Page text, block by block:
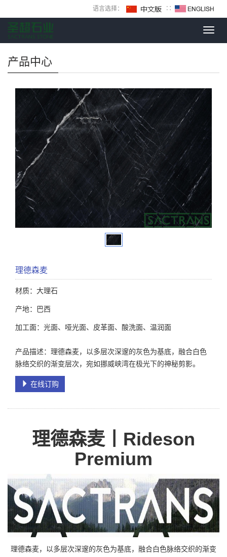
语言选择： ∷
产品中心
理德森麦
材质：大理石
产地：巴西
加工面：光面、哑光面、皮革面、酸洗面、温润面
产品描述：理德森麦，以多层次深邃的灰色为基底，融合白色
脉络交织的渐变层次，宛如挪威峡湾在极光下的神秘剪影。
在线订购
理德森麦丨 Rideson
Premium
理德森麦，以多层次深邃的灰色为基底，融合白色脉络交织的渐变